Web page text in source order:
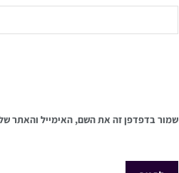
שמור בדפדפן זה את השם, האימייל והאתר